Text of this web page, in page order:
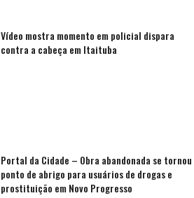
Vídeo mostra momento em policial dispara
contra a cabeça em Itaituba
Portal da Cidade – Obra abandonada se tornou
ponto de abrigo para usuários de drogas e
prostituição em Novo Progresso